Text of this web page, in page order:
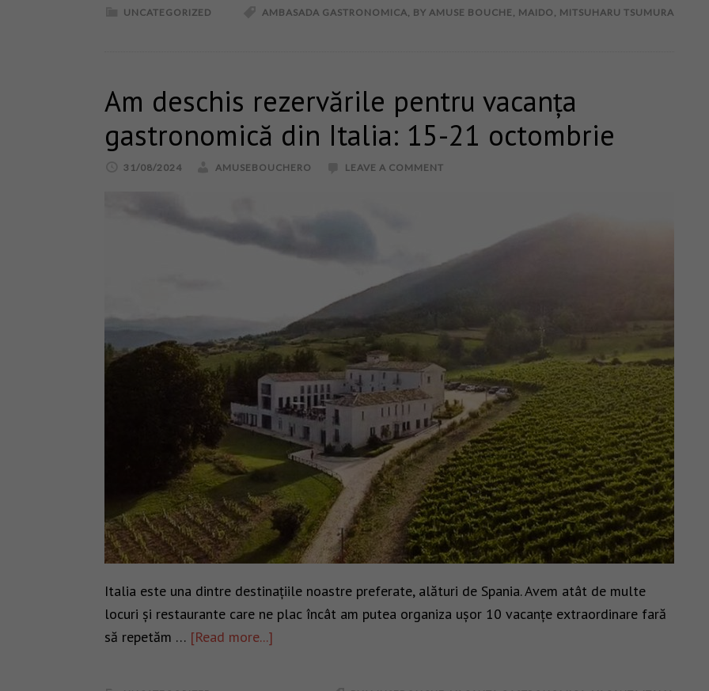
UNCATEGORIZED AMBASADA GASTRONOMICA, BY AMUSE BOUCHE, MAIDO , MITSUHARU TSUMURA
Am deschis rezervările pentru vacanța
gastronomică din Italia: 15-21 octombrie
31/08/2024 AMUSEBOUCHERO LEAVE A COMMENT
Italia este una dintre destinațiile noastre preferate, alături de Spania. Avem atât de multe
locuri și restaurante care ne plac încât am putea organiza ușor 10 vacanțe extraordinare fară
să repetăm … [Read more...]